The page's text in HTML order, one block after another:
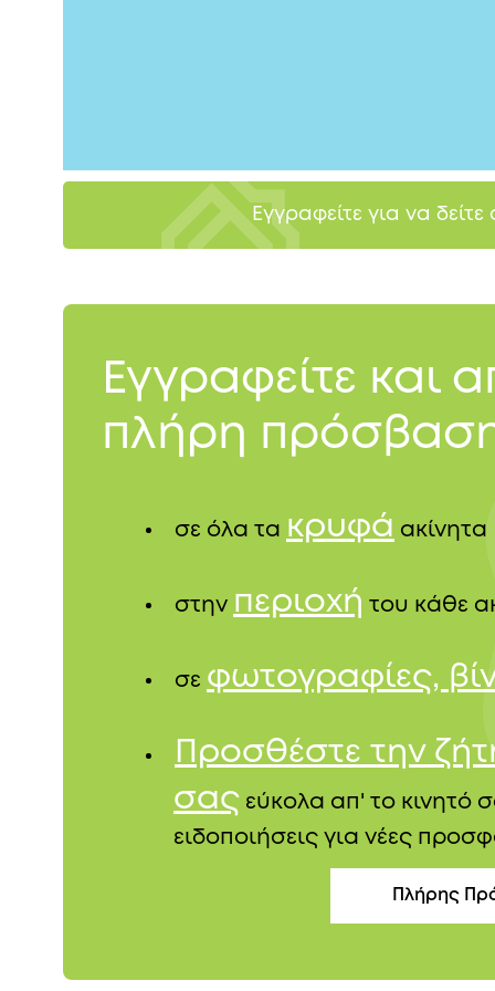
Εγγραφείτε για να
Εγγραφείτε και
πλήρη
σε όλα τα κρυφά ακίνητα
στην περιοχή του κάθε
σε φωτογραφίες,
Προσθέστε την
σας εύκολα απ' το κινητό
ειδοποιήσεις για νέες
Πλήρης